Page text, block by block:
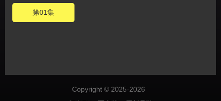
第01集
Copyright © 2025-2026